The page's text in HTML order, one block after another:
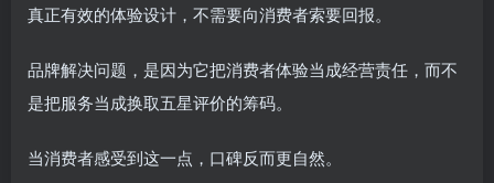
真正有效的体验设计，不需要向消费者索要回报。
品牌解决问题，是因为它把消费者体验当成经营责任，而不
是把服务当成换取五星评价的筹码。
当消费者感受到这一点，口碑反而更自然。